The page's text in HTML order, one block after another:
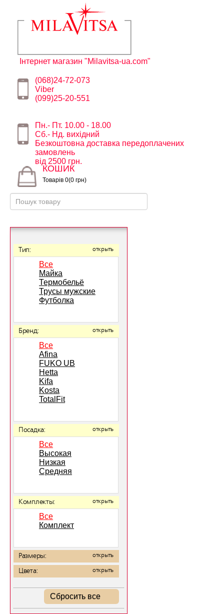
Інтернет магазин "Milavitsa-ua.com"
(068)24-72-073
Viber
(099)25-20-551
Пн.- Пт. 10.00 - 18.00
Сб.- Нд. вихідний
Безкоштовна доставка передоплачених
замовлень
від 2500 грн.
КОШИК
Товарів 0(0 грн)
Тип: открыть
Все
Майка
Термобельё
Трусы мужские
Футболка
Бренд: открыть
Все
Afina
FUKO UB
Hetta
Kifa
Kosta
TotalFit
Посадка: открыть
Все
Высокая
Низкая
Средняя
Комплекты: открыть
Все
Комплект
Размеры: открыть
Цвета: открыть
Сбросить все